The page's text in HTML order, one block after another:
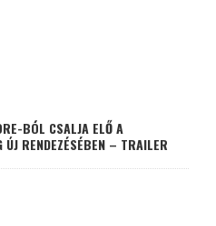
BÓL CSALJA ELŐ A
ÚJ RENDEZÉSÉBEN – TRAILER